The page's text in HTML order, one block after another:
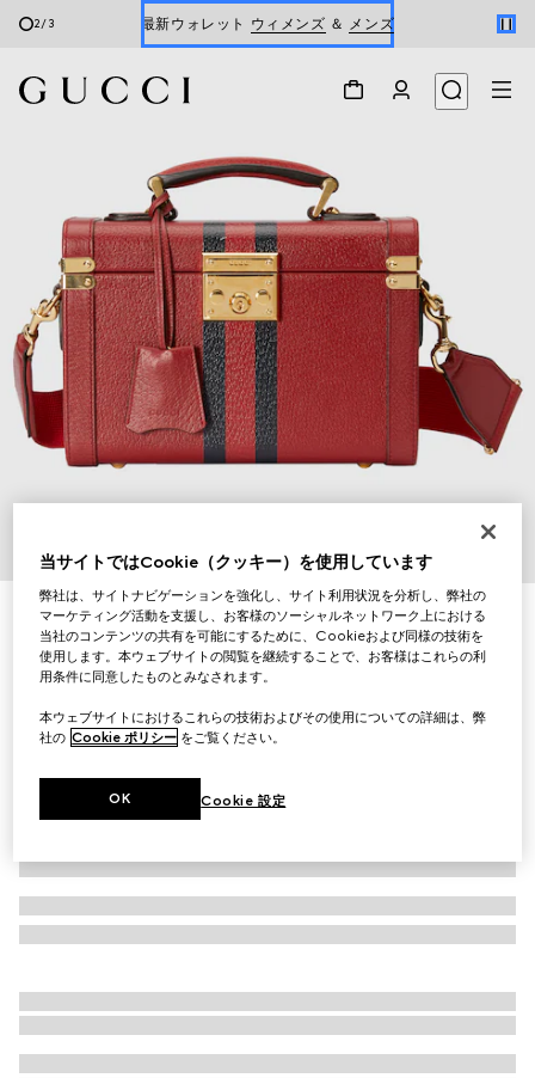
2/3 最新ウォレット ウィメンズ ＆ メンズ
/10
〔Gucci Savoy〕ビューティーケース
￥682,000
（税込）
バリエーションレッド レザー
当サイトではCookie（クッキー）を使用しています
弊社は、サイトナビゲーションを強化し、サイト利用状況を分析し、弊社の
マーケティング活動を支援し、お客様のソーシャルネットワーク上における
当社のコンテンツの共有を可能にするために、Cookieおよび同様の技術を
使用します。本ウェブサイトの閲覧を継続することで、お客様はこれらの利
用条件に同意したものとみなされます。
本ウェブサイトにおけるこれらの技術およびその使用についての詳細は、弊
社の Cookie ポリシー をご覧ください。
Cookie 設定
OK